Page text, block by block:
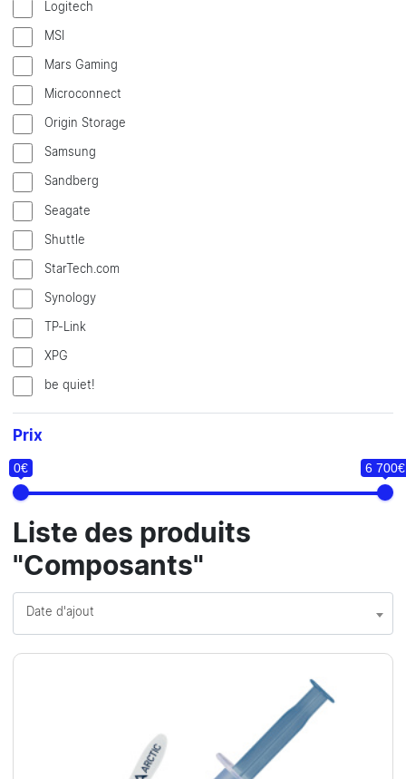
Logitech
MSI
Mars Gaming
Microconnect
Origin Storage
Samsung
Sandberg
Seagate
Shuttle
StarTech.com
Synology
TP-Link
XPG
be quiet!
Prix
0€ 6 700€
Liste des produits
"Composants"
Date d'ajout